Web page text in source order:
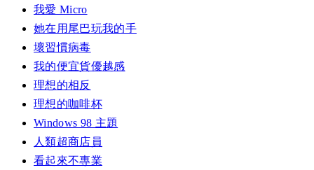
我愛 Micro
她在用尾巴玩我的手
壞習慣病毒
我的便宜貨優越感
理想的相反
理想的咖啡杯
Windows 98 主題
人類超商店員
看起來不專業